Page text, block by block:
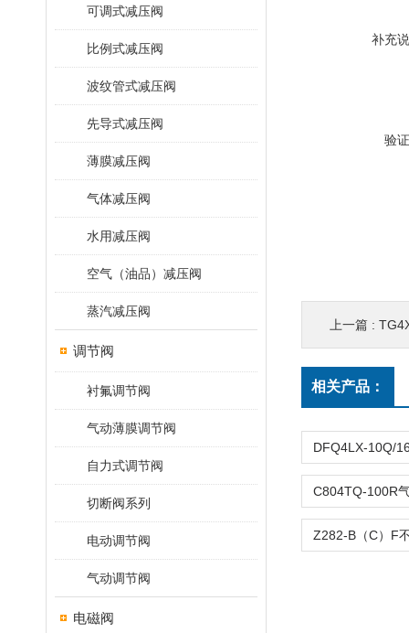
可调式减压阀
比例式减压阀
波纹管式减压阀
先导式减压阀
薄膜减压阀
气体减压阀
水用减压阀
空气（油品）减压阀
蒸汽减压阀
调节阀
衬氟调节阀
气动薄膜调节阀
自力式调节阀
切断阀系列
电动调节阀
气动调节阀
电磁阀
补充
验
上一篇 :
相关产品：